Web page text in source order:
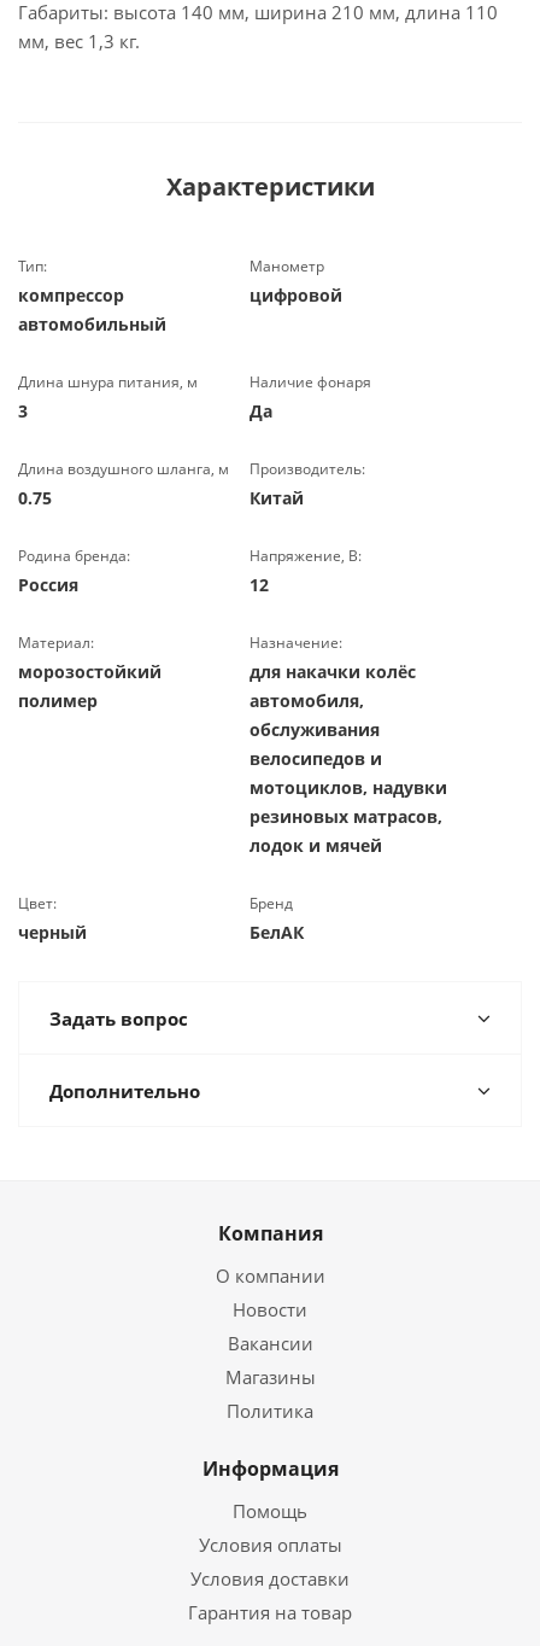
Габариты: высота 140 мм, ширина 210 мм, длина 110
мм, вес 1,3 кг.
Характеристики
Тип:
компрессор
автомобильный
Манометр
цифровой
Длина шнура питания, м
3
Наличие фонаря
Да
Длина воздушного шланга, м
0.75
Производитель:
Китай
Родина бренда:
Россия
Напряжение, В:
12
Материал:
морозостойкий
полимер
Назначение:
для накачки колёс
автомобиля,
обслуживания
велосипедов и
мотоциклов, надувки
резиновых матрасов,
лодок и мячей
Цвет:
черный
Бренд
БелАК
Задать вопрос
Дополнительно
Компания
О компании
Новости
Вакансии
Магазины
Политика
Информация
Помощь
Условия оплаты
Условия доставки
Гарантия на товар